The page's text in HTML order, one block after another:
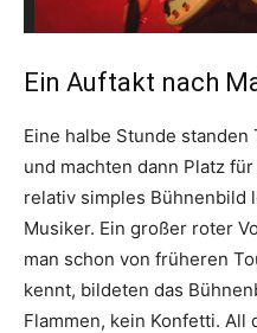
Ein Auftakt nach
Eine halbe Stunde
und machten dann Platz
relativ simples Bühnenbild
Musiker. Ein großer roter
man schon von früheren
kennt, bildeten das
Flammen, kein Konfetti. All